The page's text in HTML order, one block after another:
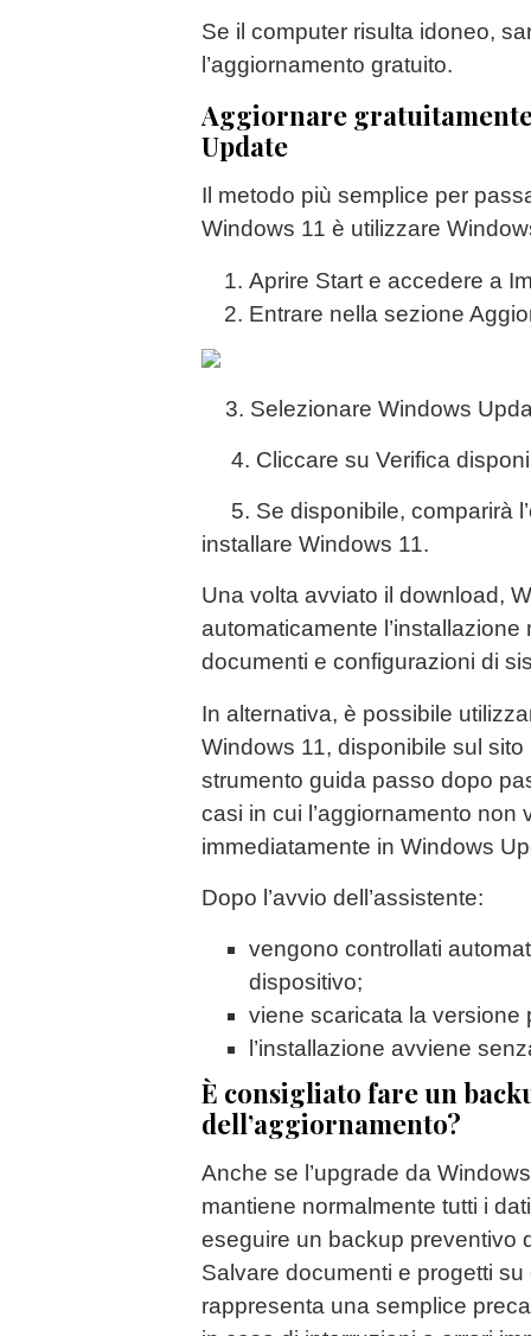
Se il computer risulta idoneo,
l’aggiornamento gratuito.
Aggiornare
Update
Il metodo più semplice per
Windows 11 è utilizzare
Aprire Start e accedere a
Entrare nella sezione
3. Selezionare Windows
4. Cliccare su Verifica
5. Se disponibile, comparirà
installare Windows 11.
Una volta avviato il download,
automaticamente
documenti e configurazioni di
In alternativa, è possibile
Windows 11, disponibile sul
strumento guida passo dopo
casi in cui l’aggiornamento non
immediatamente in Windows
Dopo l’avvio dell’assistente:
vengono controllati
dispositivo;
viene scaricata la versione
l’installazione avviene
È consigliato fare un
dell’aggiornamento?
Anche se l’upgrade da
mantiene normalmente tutti i
eseguire un backup preventivo
Salvare documenti e progetti
rappresenta una semplice